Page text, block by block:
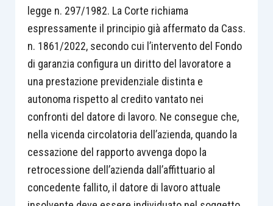
legge n. 297/1982. La Corte richiama
espressamente il principio già affermato da Cass.
n. 1861/2022, secondo cui l’intervento del Fondo
di garanzia configura un diritto del lavoratore a
una prestazione previdenziale distinta e
autonoma rispetto al credito vantato nei
confronti del datore di lavoro. Ne consegue che,
nella vicenda circolatoria dell’azienda, quando la
cessazione del rapporto avvenga dopo la
retrocessione dell’azienda dall’affittuario al
concedente fallito, il datore di lavoro attuale